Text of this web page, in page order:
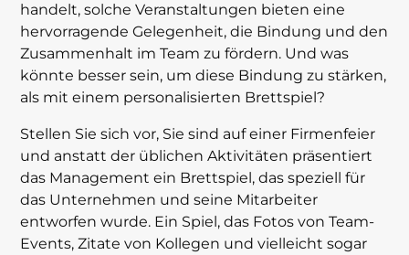
handelt, solche Veranstaltungen bieten eine
hervorragende Gelegenheit, die Bindung und den
Zusammenhalt im Team zu fördern. Und was
könnte besser sein, um diese Bindung zu stärken,
als mit einem personalisierten Brettspiel?
Stellen Sie sich vor, Sie sind auf einer Firmenfeier
und anstatt der üblichen Aktivitäten präsentiert
das Management ein Brettspiel, das speziell für
das Unternehmen und seine Mitarbeiter
entworfen wurde. Ein Spiel, das Fotos von Team-
Events, Zitate von Kollegen und vielleicht sogar